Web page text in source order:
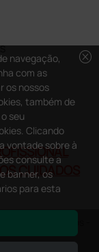
CUIDADOS
reservados -
cancel
navegação,
com as
os nossos
também de
seu
Clicando
vontade sobre à
consulte a
banner, os
para esta